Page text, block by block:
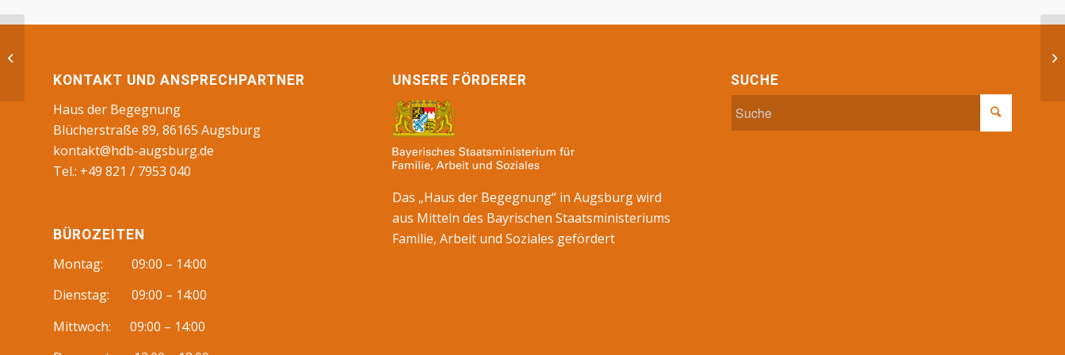
KONTAKT UND ANSPRECHPARTNER
Haus der Begegnung
Blücherstraße 89, 86165 Augsburg
kontakt@hdb-augsburg.de
Tel.: +49 821 / 7953 040
BÜROZEITEN
Montag: 09:00 – 14:00
Dienstag: 09:00 – 14:00
Mittwoch: 09:00 – 14:00
UNSERE FÖRDERER
Das „Haus der Begegnung“ in Augsburg wird
aus Mitteln des Bayrischen Staatsministeriums
Familie, Arbeit und Soziales gefördert
SUCHE